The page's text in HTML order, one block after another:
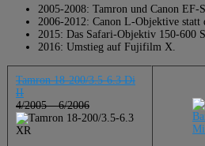
2005-2008: Tamron und Canon EF-
2006-2012: Canon L-Objektive
2015: Das Safari-Objektiv 150-600
2016: Umstieg auf Fujifilm X.
Tamron 18-200/3.5-6.3 Di
II
4/2005 – 6/2006